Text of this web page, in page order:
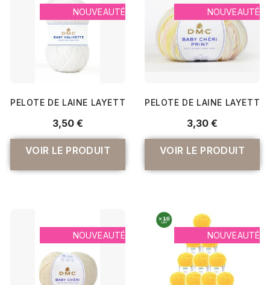
NOUVEAUTÉ
PELOTE DE LAINE LAYETTE BABY CALINETTE - 100G -
3,50 €
VOIR LE PRODUIT
NOUVEAUTÉ
PELOTE DE LAINE
3,30 €
VOIR LE PRODUIT
NOUVEAUTÉ NOUVEAUTÉ